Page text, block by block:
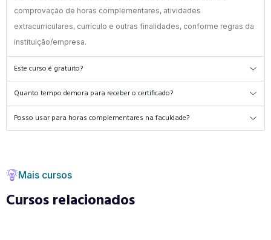
comprovação de horas complementares, atividades
extracurriculares, currículo e outras finalidades, conforme regras da
instituição/empresa.
Este curso é gratuito?
Quanto tempo demora para receber o certificado?
Posso usar para horas complementares na faculdade?
Mais cursos
Cursos relacionados